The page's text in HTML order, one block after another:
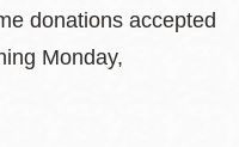
donations accepted
Monday,